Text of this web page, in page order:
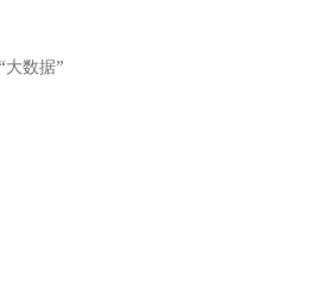
数据”